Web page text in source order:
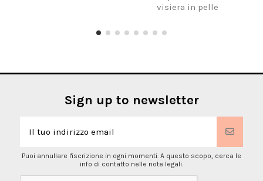
visiera in pelle
Sign up to newsletter
Puoi annullare l'iscrizione in ogni momenti. A questo scopo, cerca le
info di contatto nelle note legali.